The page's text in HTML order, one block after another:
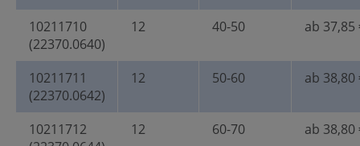
10211710
(22370.0640)
12 40-50 ab 37,85
10211711
(22370.0642)
12 50-60 ab 38,80
10211712
12 60-70 ab 38,80